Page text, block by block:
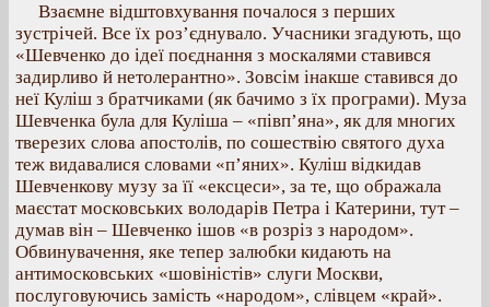
Взаємне відштовхування почалося з перших
зустрічей. Все їх роз’єднувало. Учасники згадують, що
«Шевченко до ідеї поєднання з москалями ставився
задирливо й нетолерантно». Зовсім інакше ставився до
неї Куліш з братчиками (як бачимо з їх програми). Муза
Шевченка була для Куліша – «півп’яна», як для многих
тверезих слова апостолів, по сошествію святого духа
теж видавалися словами «п’яних». Куліш відкидав
Шевченкову музу за її «ексцеси», за те, що ображала
маєстат московських володарів Петра і Катерини, тут –
думав він – Шевченко ішов «в розріз з народом».
Обвинувачення, яке тепер залюбки кидають на
антимосковських «шовіністів» слуги Москви,
послуговуючись замість «народом», слівцем «край».